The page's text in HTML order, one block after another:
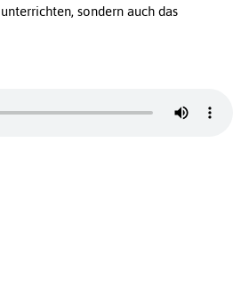
sondern auch das